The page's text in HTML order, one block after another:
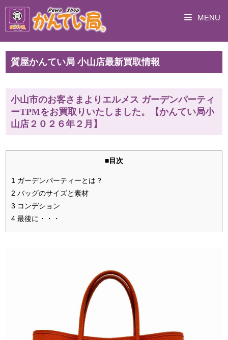
MENU
質屋かんてい局 小山店最新買取情報
小山市のお客さまよりエルメス ガーデンパーティ
ーTPMをお買取りいたしました。【かんてい局小
山店２０２６年２月】
■目次
1 ガーデンパーティーとは？
2 バッグのサイズと素材
3 コンデション
4 最後に・・・